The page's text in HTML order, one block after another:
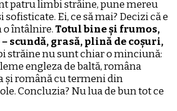
patru limbi străine, pune mereu
Ei, ce să mai? Decizi că e
o întâlnire.Totul bine și frumos,
scundă, grasă, plină de coșuri,
străine nu sunt chiar o minciună:
engleza de baltă, româna
și română cu termeni din
Concluzia? Nu lua de bun tot ce